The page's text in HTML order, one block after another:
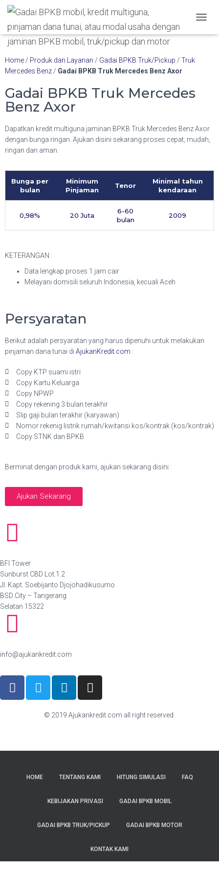
Home / Produk dan Layanan / Gadai BPKB Truk/Pickup / Truk
Mercedes Benz / Gadai BPKB Truk Mercedes Benz Axor
Gadai BPKB Truk Mercedes
Benz Axor
Dapatkan kredit multiguna jaminan BPKB Truk Mercedes Benz Axor
dengan bunga ringan. Ajukan disini sekarang proses cepat, mudah,
ringan dan aman.
Bunga per
bulan
Minimum
Pinjaman
Tenor
Minimal tahun
kendaraan
0,98% 20 Juta
6-60
bulan
2009
KETERANGAN :
Data lengkap proses 1 jam cair
Melayani domisili seluruh Indonesia, kecuali Aceh
Persyaratan
Berikut adalah persyaratan yang harus dipenuhi untuk melakukan
pinjaman dana tunai di AjukanKredit.com :
Copy KTP suami istri
Copy Kartu Keluarga
Copy NPWP
Copy rekening 3 bulan terakhir
Slip gaji bulan terakhir (karyawan)
Nomor rekenig listrik rumah/kwitansi kos/kontrak (kos/kontrak)
Copy STNK dan BPKB
Berminat dengan produk kami, ajukan sekarang disini :
Ajukan Sekarang
BFI Tower
Sunburst CBD Lot.1.2
Jl. Kapt. Soebijanto Djojohadikusumo
BSD City – Tangerang
Selatan 15322
info@ajukankredit.com
© 2019 Ajukankredit.com all right reserved.
HOME TENTANG KAMI HITUNG SIMULASI FAQ
KEBIJAKAN PRIVASI GADAI BPKB MOBIL
GADAI BPKB TRUK/PICKUP GADAI BPKB MOTOR
KONTAK KAMI